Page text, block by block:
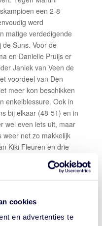
cookies
en advertenties te
een 2-8
werd
matige verdedigende
Suns. Voor de
en Danielle Pruijs er
Janiek van Veen de
voordeel van Den
meer kon beschikken
enkelblessure. Ook in
bij elkaar (48-51) en in
wel even iets uit, maar
net zo makkelijk
Kiki Fleuren en drie
Lewakabessy en
in het voordeel
25 punten, 4 op
, 8 rebounds, 4